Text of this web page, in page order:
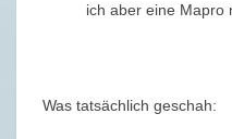
ich aber eine Mapro
Was tatsächlich geschah: